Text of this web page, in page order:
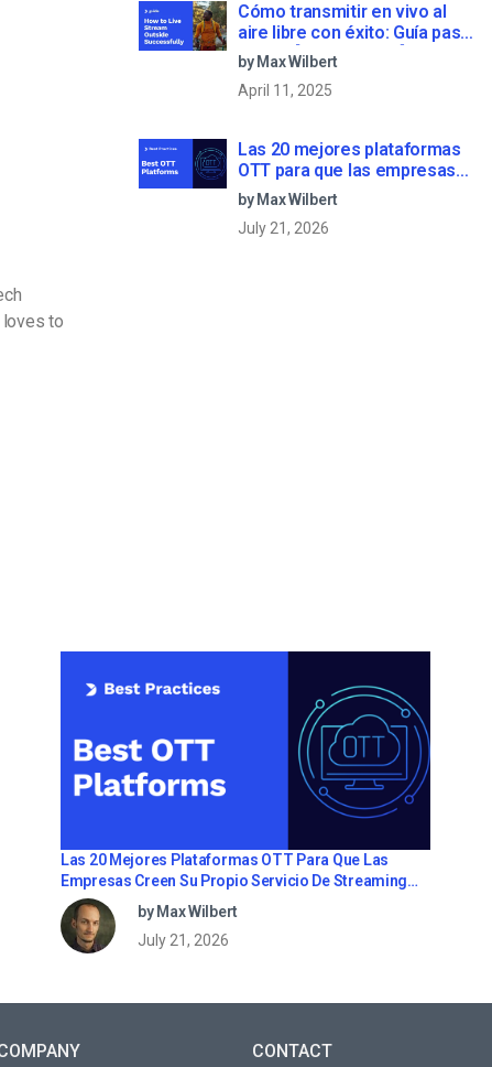
loves to
Cómo transmitir en vivo al
aire libre con éxito: Guía paso
a paso [2021 Update]
by Max Wilbert
April 11, 2025
Las 20 mejores plataformas
OTT para que las empresas
creen su propio servicio de
streaming (2026)
by Max Wilbert
July 21, 2026
Las 20 Mejores Plataformas OTT Para Que Las
Empresas Creen Su Propio Servicio De Streaming
(2026)
by Max Wilbert
July 21, 2026
CONTACT